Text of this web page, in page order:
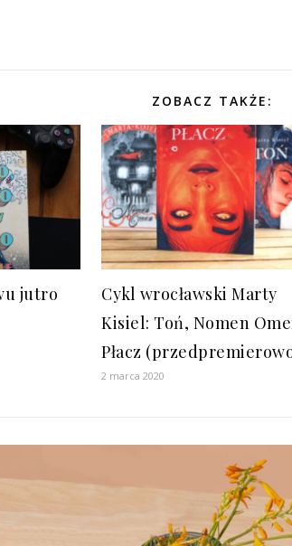
ZOBACZ TAKŻE:
jutro
Cykl wrocławski Marty
Kisiel: Toń, Nomen
Płacz
2 marca 2020